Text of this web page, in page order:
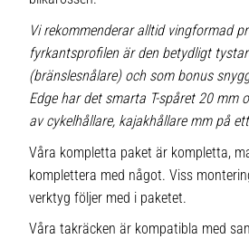
Vi rekommenderar alltid vingformad
fyrkantsprofilen är den betydligt
(bränslesnålare) och som bonus
Edge har det smarta T-spåret 20 mm
av cykelhållare, kajakhållare mm på
Våra kompletta paket är kompletta,
komplettera med något. Viss
verktyg följer med i paketet.
Våra takräcken är kompatibla med